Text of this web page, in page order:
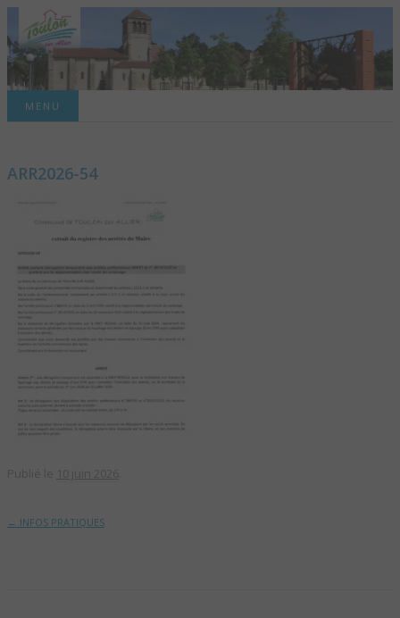
TOULON-SUR-
OFFICIEL DE LA
COMMUNE
MENU
ARR2026-54
← INFOS PRATIQUES